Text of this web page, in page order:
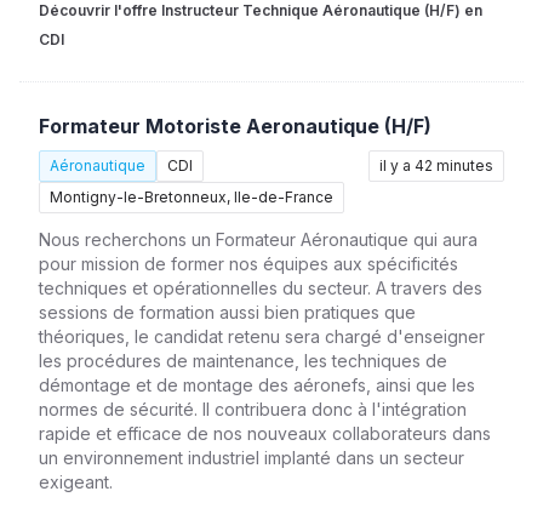
Découvrir l'offre Instructeur Technique Aéronautique (H/F) en
CDI
Formateur Motoriste Aeronautique (H/F)
Aéronautique
CDI
Montigny-le-Bretonneux, Ile-de-France
il y a 42 minutes
Nous recherchons un Formateur Aéronautique qui aura
pour mission de former nos équipes aux spécificités
techniques et opérationnelles du secteur. A travers des
sessions de formation aussi bien pratiques que
théoriques, le candidat retenu sera chargé d'enseigner
les procédures de maintenance, les techniques de
démontage et de montage des aéronefs, ainsi que les
normes de sécurité. Il contribuera donc à l'intégration
rapide et efficace de nos nouveaux collaborateurs dans
un environnement industriel implanté dans un secteur
exigeant.